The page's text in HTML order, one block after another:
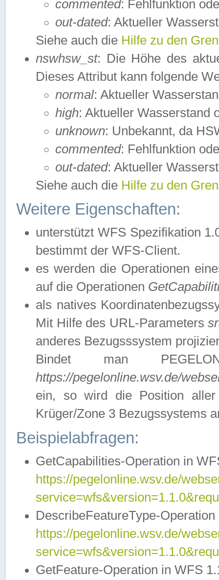
commented: Fehlfunktion
out-dated: Aktueller
Siehe auch die Hilfe zu den
nswhsw_st: Die Höhe des
Dieses Attribut kann folgende
normal: Aktueller
high: Aktueller Wasserstand
unknown: Unbekannt, da
commented: Fehlfunktion
out-dated: Aktueller
Siehe auch die Hilfe zu den
Weitere Eigenschaften:
unterstützt WFS Spezifikation
bestimmt der WFS-Client.
es werden die Operationen
auf die Operationen
als natives
Mit Hilfe des URL-Parameters
anderes Bezugsssystem
Bindet man
https://pegelonline.wsv.de/
ein, so wird die Position
Krüger/Zone 3 Bezugssystems
Beispielabfragen:
GetCapabilities-Operation in
https://pegelonline.wsv.de/
DescribeFeatureType-
https://pegelonline.wsv.de/
GetFeature-Operation in WFS